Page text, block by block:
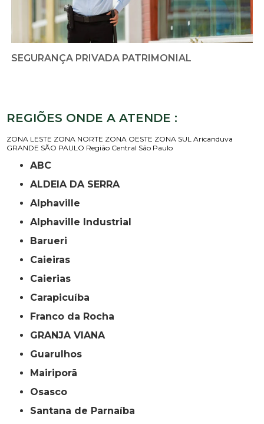
SEGURANÇA PRIVADA PATRIMONIAL
REGIÕES ONDE A ATENDE :
ZONA LESTE ZONA NORTE ZONA OESTE ZONA SUL Aricanduva
GRANDE SÃO PAULO Região Central São Paulo
ABC
ALDEIA DA SERRA
Alphaville
Alphaville Industrial
Barueri
Caieiras
Caierias
Carapicuíba
Franco da Rocha
GRANJA VIANA
Guarulhos
Mairiporã
Osasco
Santana de Parnaíba